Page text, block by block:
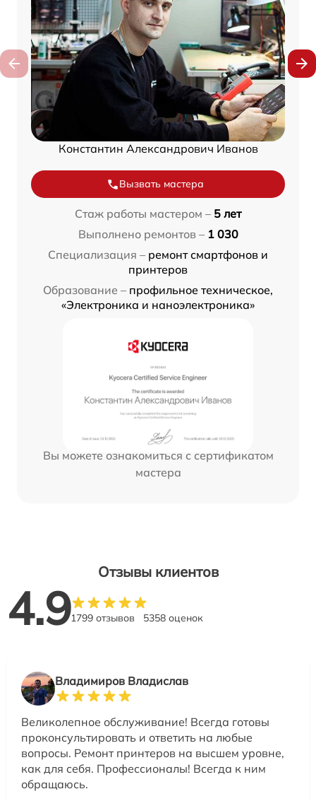
Константин Александрович Иванов
Вызвать мастера
Стаж работы мастером – 5 лет
Выполнено ремонтов – 1 030
Специализация – ремонт смартфонов и
принтеров
Образование – профильное техническое,
«Электроника и наноэлектроника»
Вы можете ознакомиться с сертификатом
мастера
Отзывы клиентов
4.91799 отзывов 5358 оценок
Владимиров Владислав
Великолепное обслуживание! Всегда готовы
проконсультировать и ответить на любые
вопросы. Ремонт принтеров на высшем уровне,
как для себя. Профессионалы! Всегда к ним
обращаюсь.